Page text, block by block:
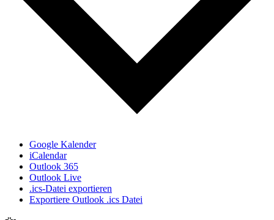
Google Kalender
iCalendar
Outlook 365
Outlook Live
.ics-Datei exportieren
Exportiere Outlook .ics Datei